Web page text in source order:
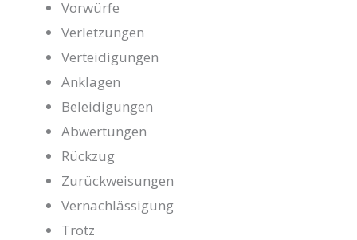
Vorwürfe
Verletzungen
Verteidigungen
Anklagen
Beleidigungen
Abwertungen
Rückzug
Zurückweisungen
Vernachlässigung
Trotz